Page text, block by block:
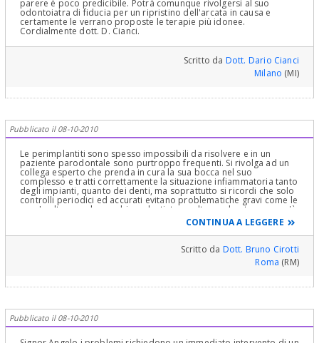
parere è poco predicibile. Potrà comunque rivolgersi al suo
odontoiatra di fiducia per un ripristino dell'arcata in causa e
certamente le verrano proposte le terapie più idonee.
Cordialmente dott. D. Cianci.
Scritto da Dott. Dario Cianci
Milano (MI)
Pubblicato il 08-10-2010
Le perimplantiti sono spesso impossibili da risolvere e in un
paziente parodontale sono purtroppo frequenti. Si rivolga ad un
collega esperto che prenda in cura la sua bocca nel suo
complesso e tratti correttamente la situazione infiammatoria tanto
degli impianti, quanto dei denti, ma soprattutto si ricordi che solo
controlli periodici ed accurati evitano problematiche gravi come le
sue. In altre parole: cambiare dentista a volte non basta se non c'è
compartecipazione del paziente. Credo infatti che si sia rivolto
troppo tardi al suo curante e questo è grave quanto gli errori fatti
dai colleghi che avrebbero dovuto prevedere e valutare i rischi a
CONTINUA A LEGGERE
Scritto da Dott. Bruno Cirotti
Roma (RM)
Pubblicato il 08-10-2010